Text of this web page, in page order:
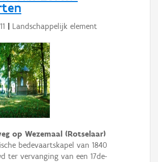
Landschappelijk element
op Wezemaal (Rotselaar)
bedevaartskapel van 1840
ter vervanging van een 17de-